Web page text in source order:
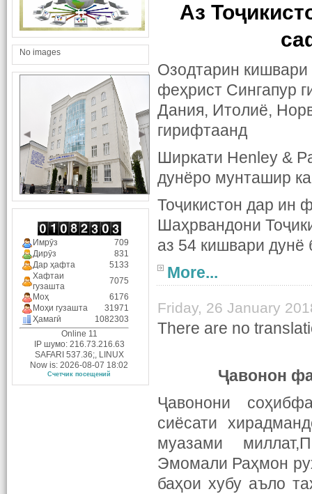
No images
Имрӯз
709
Дирӯз
831
Дар ҳафта
5133
Хафтаи
гузашта
7075
Моҳ
6176
Моҳи гузашта
31971
Ҳамагӣ
1082303
Online 11
IP шумо: 216.73.216.63
SAFARI 537.36;, LINUX
Now is: 2026-08-07 18:02
Счетчик посещений
Аз
Озодтарин
феҳрист Сингапур
Дания, Итолиё,
гирифтаанд
Ширкати Henley &
дунёро мунташир
Тоҷикистон дар ин
Шаҳрвандони
аз 54 кишвари дунё
More...
Friday, 26 January
There are no
Ҷавонон
Ҷавонони
сиёсати
муазами
Эмомали Раҳмон
баҳои хубу аъло